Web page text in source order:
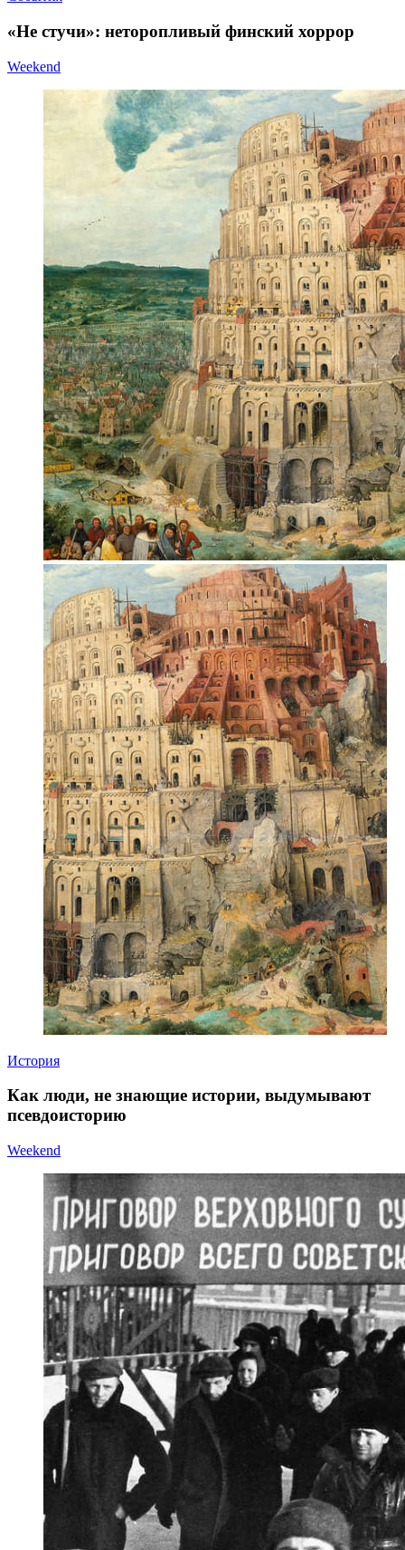
«Не стучи»: неторопливый финский хоррор
Weekend
История
Как люди, не знающие истории, выдумывают
псевдоисторию
Weekend